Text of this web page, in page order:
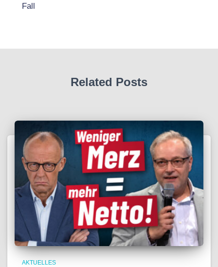
Fall
Related Posts
AKTUELLES